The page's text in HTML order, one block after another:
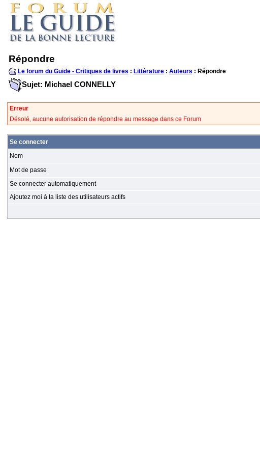
Répondre
Le forum du Guide - Critiques de livres : Littérature: Auteurs : Répondre
Sujet: Michael CONNELLY
Erreur
Désolé, aucune autorisation de répondre au message dans ce Forum
Se connecter
Nom
Mot de passe
Se connecter automatiquement
Ajoutez moi à la liste des utilisateurs actifs